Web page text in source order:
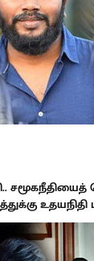
சமூகநீதியைத்
உதயநிதி